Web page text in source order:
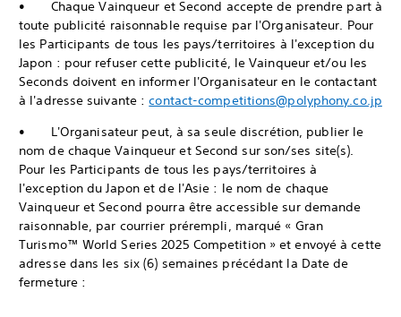
• Chaque Vainqueur et Second accepte de prendre part à
toute publicité raisonnable requise par l'Organisateur. Pour
les Participants de tous les pays/territoires à l'exception du
Japon : pour refuser cette publicité, le Vainqueur et/ou les
Seconds doivent en informer l'Organisateur en le contactant
à l'adresse suivante :contact-competitions@polyphony.co.jp
• L'Organisateur peut, à sa seule discrétion, publier le
nom de chaque Vainqueur et Second sur son/ses site(s).
Pour les Participants de tous les pays/territoires à
l'exception du Japon et de l'Asie : le nom de chaque
Vainqueur et Second pourra être accessible sur demande
raisonnable, par courrier prérempli, marqué « Gran
Turismo™ World Series 2025 Competition » et envoyé à cette
adresse dans les six (6) semaines précédant la Date de
fermeture :